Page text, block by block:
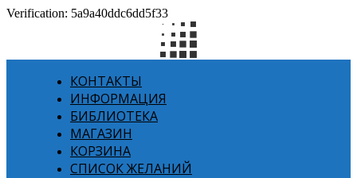
Verification: 5a9a40ddc6dd5f33
КОНТАКТЫ
ИНФОРМАЦИЯ
БИБЛИОТЕКА
МАГАЗИН
КОРЗИНА
СПИСОК ЖЕЛАНИЙ